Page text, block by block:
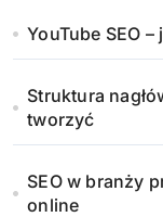
YouTube SEO
Struktura
tworzyć
SEO w branży
online